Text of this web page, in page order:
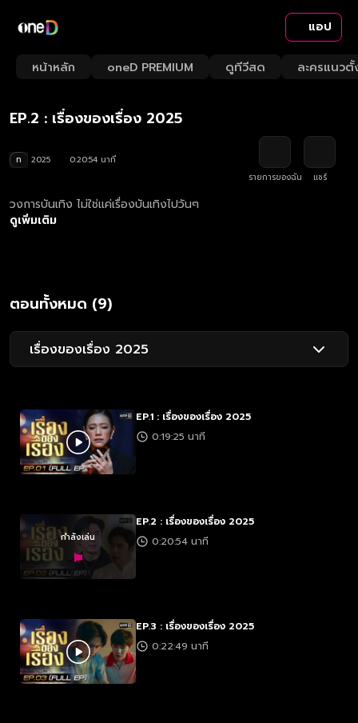
แอป
หน้าหลัก oneD PREMIUM ดูทีวีสด ละครแนวตั้
Loaded:
4.75%
Rate
EP.2 : เรื่องของเรื่อง 2025
ท 2025
0:20:54 นาที
รายการของฉัน
แชร์
วงการบันเทิง ไม่ใช่แค่เรื่องบันเทิงไปวันๆ
ดูเพิ่มเติม
ตอนทั้งหมด (9)
เรื่องของเรื่อง 2025
EP.1 : เรื่องของเรื่อง 2025
0:19:25 นาที
กำลังเล่น
EP.2 : เรื่องของเรื่อง 2025
0:20:54 นาที
EP.3 : เรื่องของเรื่อง 2025
0:22:49 นาที